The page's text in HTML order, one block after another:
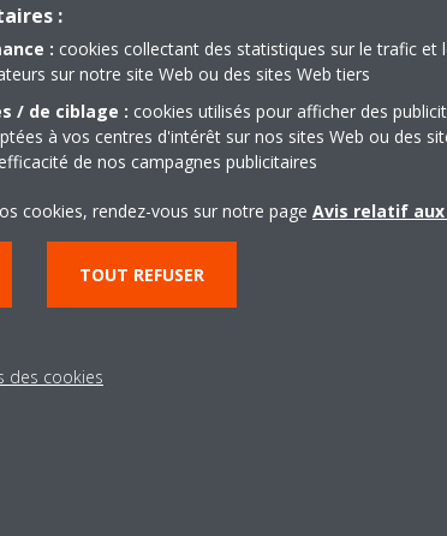
Besoin d'aide?
CONTACTEZ-NOUS
:
: cookies collectant des statistiques sur le trafic et
sur notre site Web ou des sites Web tiers
/ de ciblage : cookies utilisés pour afficher des
à vos centres d'intérêt sur nos sites Web ou des
de nos campagnes publicitaires
cookies, rendez-vous sur notre page Avis relatif
TOUT REFUSER
des cookies